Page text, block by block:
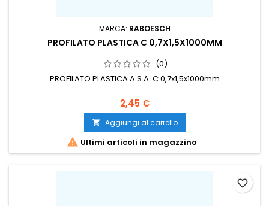
MARCA: RABOESCH
PROFILATO PLASTICA C 0,7X1,5X1000MM
(0)
PROFILATO PLASTICA A.S.A. C 0,7x1,5x1000mm
2,45 €
 Aggiungi al carrello
 Ultimi articoli in magazzino
favorite_border